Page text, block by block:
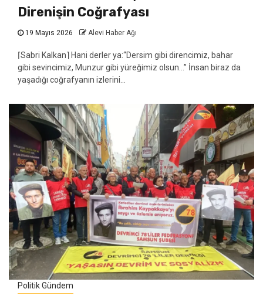
Direnişin Coğrafyası
19 Mayıs 2026 Alevi Haber Ağı
⌈Sabri Kalkan⌉ Hani derler ya:“Dersim gibi direncimiz, bahar
gibi sevincimiz, Munzur gibi yüreğimiz olsun…” İnsan biraz da
yaşadığı coğrafyanın izlerini...
Politik Gündem